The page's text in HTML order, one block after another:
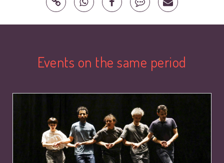
Events on the same period